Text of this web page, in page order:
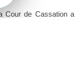
Cour de Cassation a